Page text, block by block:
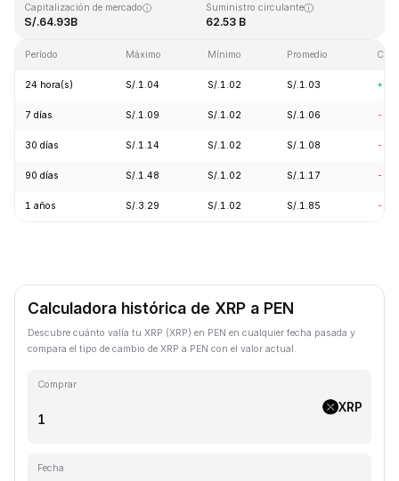
Capitalización de mercado
S/.64.93B
Suministro circulante
62.53 B
Período Máximo Mínimo Promedio
24 hora(s) S/.1.04 S/.1.02 S/.1.03
7 días S/.1.09 S/.1.02 S/.1.06 -
30 días S/.1.14 S/.1.02 S/.1.08 -
90 días S/.1.48 S/.1.02 S/.1.17 -
1 años S/.3.29 S/.1.02 S/.1.85 -
Calculadora histórica de XRP a PEN
Descubre cuánto valía tu XRP (XRP) en PEN en cualquier fecha pasada y
compara el tipo de cambio de XRP a PEN con el valor actual.
Comprar
XRP
Fecha